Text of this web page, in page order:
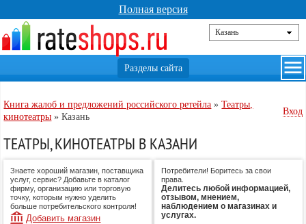
Полная версия
Книга жалоб и предложений российского ретейла »Театры,
кинотеатры »Казань
Вход
ТЕАТРЫ, КИНОТЕАТРЫ В КАЗАНИ
Знаете хороший магазин, поставщика
услуг, сервис? Добавьте в каталог
фирму, организацию или торговую
точку, которым нужно уделить
больше потребительского контроля!
Добавить магазин
Потребители! Боритесь за свои
права.
Делитесь любой информацией,
отзывом, мнением,
наблюдением о магазинах и
услугах.